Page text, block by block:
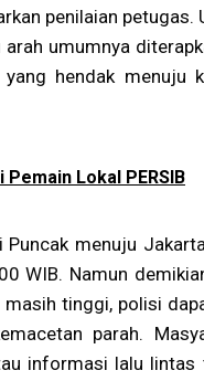
penilaian
umumnya
hendak menuju
Lokal PERSIB
menuju
WIB. Namun
masih tinggi, polisi
parah.
informasi lalu lintas